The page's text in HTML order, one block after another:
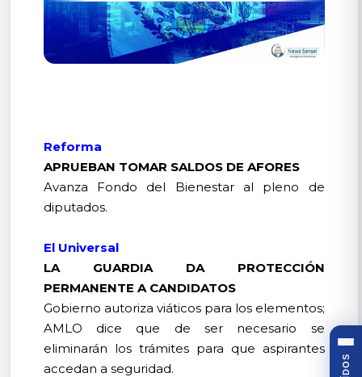
Reforma
APRUEBAN TOMAR SALDOS DE AFORES
Avanza Fondo del Bienestar al pleno de
diputados.
El Universal
LA GUARDIA DA PROTECCIÓN
PERMANENTE A CANDIDATOS
Gobierno autoriza viáticos para los elementos;
AMLO dice que de ser necesario se
eliminarán los trámites para que aspirantes
accedan a seguridad.